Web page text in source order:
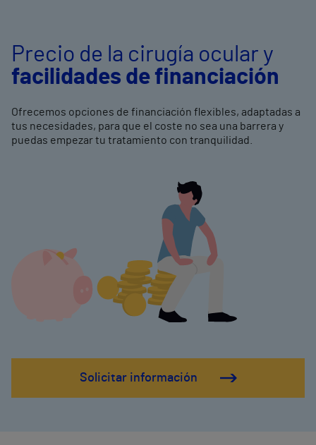
Precio de la cirugía ocular y
facilidades de financiación
Ofrecemos opciones de financiación flexibles, adaptadas a
tus necesidades, para que el coste no sea una barrera y
puedas empezar tu tratamiento con tranquilidad.
Solicitar información